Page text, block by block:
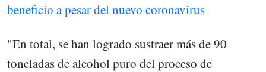
beneficio a pesar del nuevo coronavirus
"En total, se han logrado sustraer más de 90
toneladas de alcohol puro del proceso de